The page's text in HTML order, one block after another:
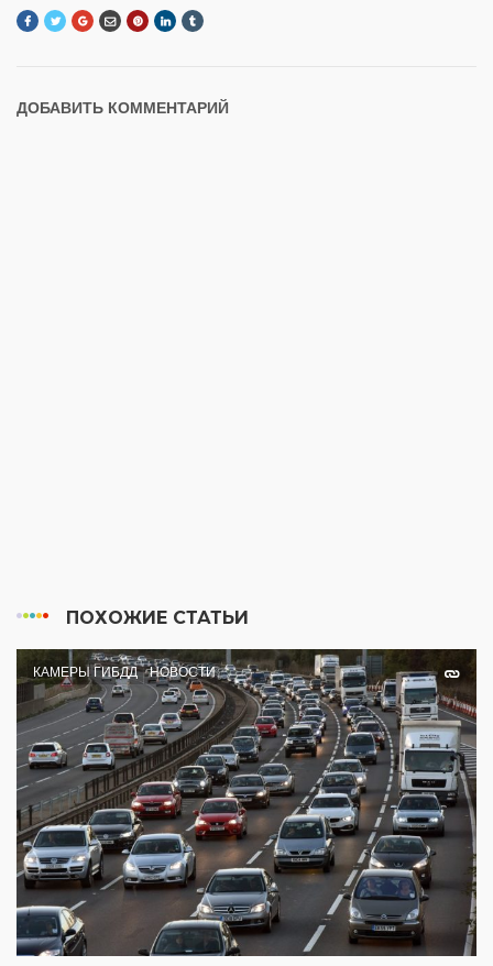
ДОБАВИТЬ КОММЕНТАРИЙ
ПОХОЖИЕ СТАТЬИ
КАМЕРЫ ГИБДД НОВОСТИ